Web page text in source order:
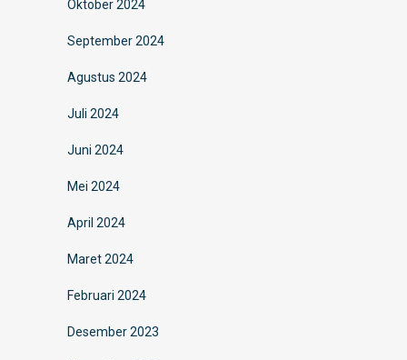
Oktober 2024
September 2024
Agustus 2024
Juli 2024
Juni 2024
Mei 2024
April 2024
Maret 2024
Februari 2024
Desember 2023